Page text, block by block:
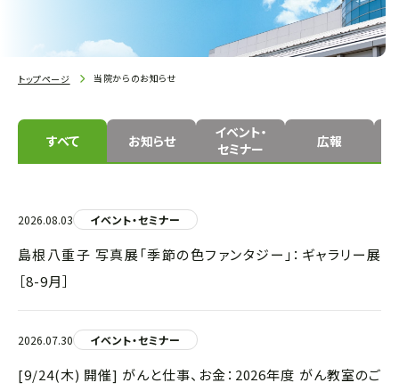
トップページ 当院からのお知らせ
すべて お知らせ
イベント・
セミナー
広報
2026.08.03 イベント・セミナー
島根八重子 写真展「季節の色ファンタジー」：ギャラリー展
［8-9月］
2026.07.30 イベント・セミナー
[9/24(木) 開催] がんと仕事、お金：2026年度 がん教室のご